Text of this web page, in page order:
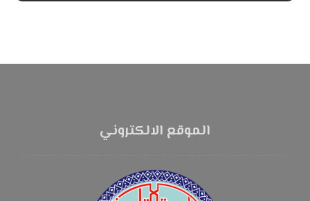
الموقع الالكتروني